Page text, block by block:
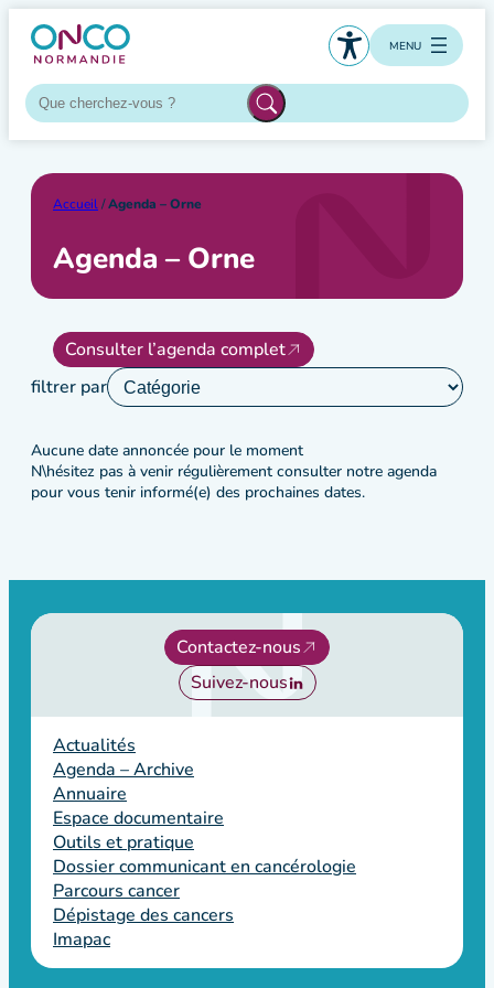
Aller
contenu
MENU
Accueil/Agenda – Orne
Agenda – Orne
Consulter l’agenda complet
filtrer par
Aucune date annoncée pour le moment
N\hésitez pas à venir régulièrement consulter notre agenda
pour vous tenir informé(e) des prochaines dates.
Contactez-nous
Suivez-nous
Actualités
Agenda – Archive
Annuaire
Espace documentaire
Outils et pratique
Dossier communicant en cancérologie
Parcours cancer
Dépistage des cancers
Imapac